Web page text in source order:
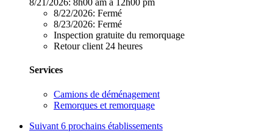
8/21/2026: 8h00 am à 12h00 pm
8/22/2026: Fermé
8/23/2026: Fermé
Inspection gratuite du remorquage
Retour client 24 heures
Services
Camions de déménagement
Remorques et remorquage
Suivant 6 prochains établissements